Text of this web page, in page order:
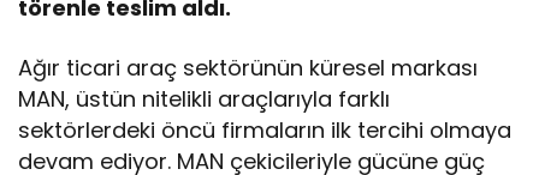
törenle teslim aldı.
Ağır ticari araç sektörünün küresel markası
MAN, üstün nitelikli araçlarıyla farklı
sektörlerdeki öncü firmaların ilk tercihi olmaya
devam ediyor. MAN çekicileriyle gücüne güç